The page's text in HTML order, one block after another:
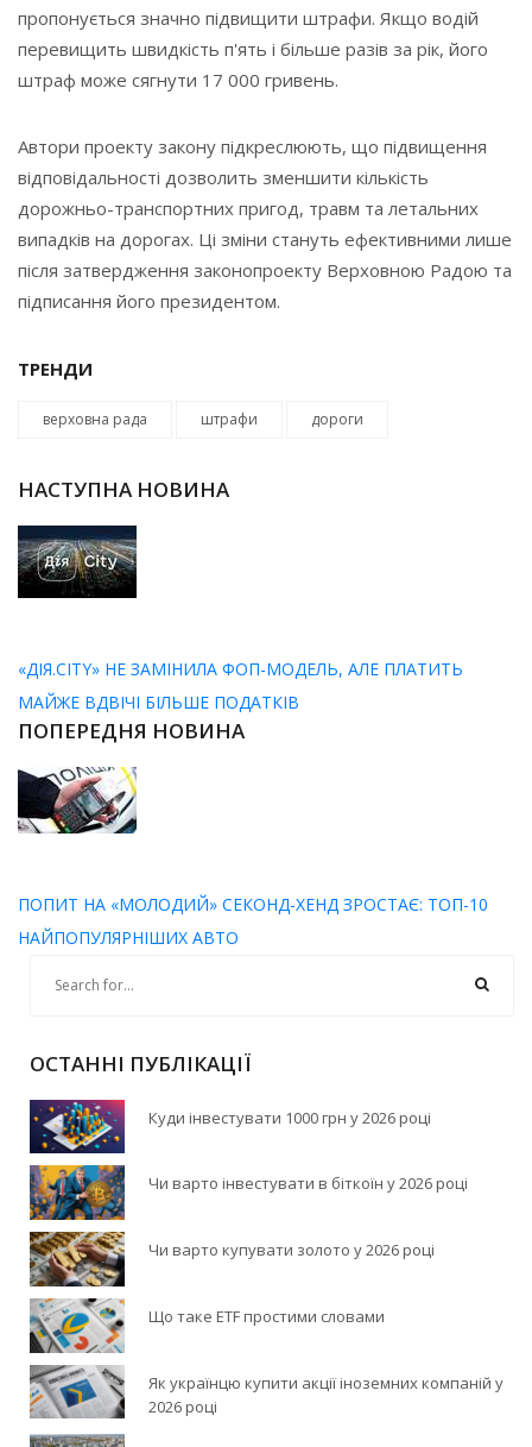
пропонується значно підвищити штрафи. Якщо водій
перевищить швидкість п'ять і більше разів за рік, його
штраф може сягнути 17 000 гривень.
Автори проекту закону підкреслюють, що підвищення
відповідальності дозволить зменшити кількість
дорожньо-транспортних пригод, травм та летальних
випадків на дорогах. Ці зміни стануть ефективними лише
після затвердження законопроекту Верховною Радою та
підписання його президентом.
ТРЕНДИ
верховна рада штрафи дороги
НАСТУПНА НОВИНА
«ДІЯ.CITY» НЕ ЗАМІНИЛА ФОП-МОДЕЛЬ, АЛЕ ПЛАТИТЬ
МАЙЖЕ ВДВІЧІ БІЛЬШЕ ПОДАТКІВ
ПОПЕРЕДНЯ НОВИНА
ПОПИТ НА «МОЛОДИЙ» СЕКОНД-ХЕНД ЗРОСТАЄ: ТОП-10
НАЙПОПУЛЯРНІШИХ АВТО
ОСТАННІ ПУБЛІКАЦІЇ
Куди інвестувати 1000 грн у 2026 році
Чи варто інвестувати в біткоїн у 2026 році
Чи варто купувати золото у 2026 році
Що таке ETF простими словами
Як українцю купити акції іноземних компаній у
2026 році